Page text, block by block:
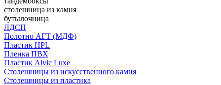
столешница из камня
бутылочница
ЛДСП
Полотно АГТ (МДФ)
Пластик HPL
Пленка ПВХ
Пластик Alvic Luxe
Столешницы из искусственного камня
Столешницы из пластика